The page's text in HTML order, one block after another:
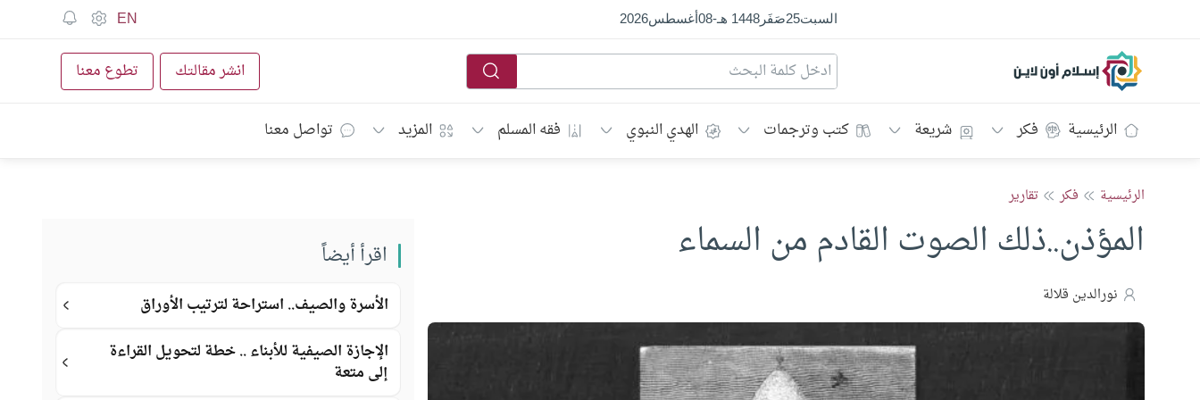
السبت25صَفَر1448 هـ -
08أغسطس2026
EN
إسلام أون لاين انشر مقالتك تطوع معنا
الرئيسية فكر شريعة كتب وترجمات الهدي النبوي فقه المسلم المزيد تواصل معنا
الرئيسية فكر تقارير
المؤذن..ذلك الصوت القادم من السماء
نورالدين قلالة
اقرأ أيضاً
الأسرة والصيف.. استراحة لترتيب الأوراق
الإجازة الصيفية للأبناء .. خطة لتحويل القراءة
إلى متعة